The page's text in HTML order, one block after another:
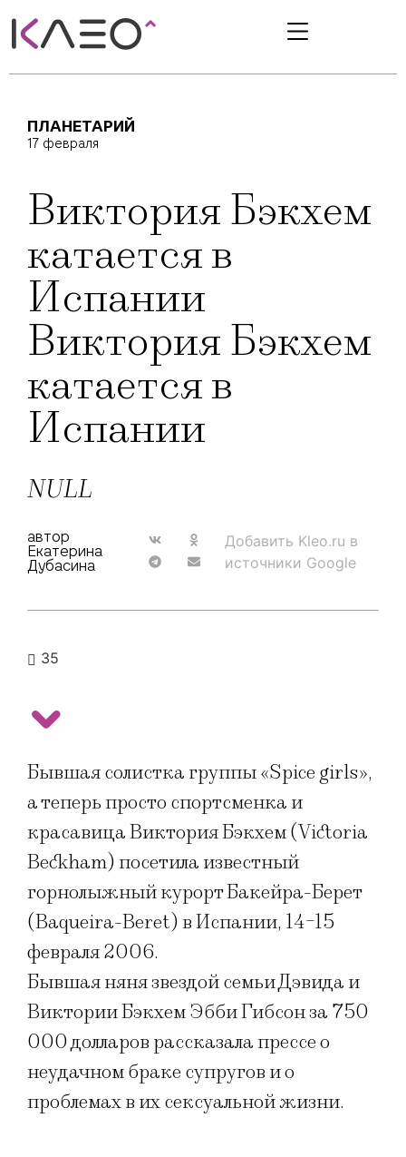
ПЛАНЕТАРИЙ
17 февраля
Виктория Бэкхем
катается в
Испании
Виктория Бэкхем
катается в
Испании
NULL
автор
Екатерина
Дубасина
Добавить Kleo.ru в
источники Google
35
Бывшая солистка группы «Spice girls»,
а теперь просто спортсменка и
красавица Виктория Бэкхем (Victoria
Beckham) посетила известный
горнолыжный курорт Бакейра-Берет
(Baqueira-Beret) в Испании, 14-15
февраля 2006.
Бывшая няня звездой семьи Дэвида и
Виктории Бэкхем Эбби Гибсон за 750
000 долларов рассказала прессе о
неудачном браке супругов и о
проблемах в их сексуальной жизни.